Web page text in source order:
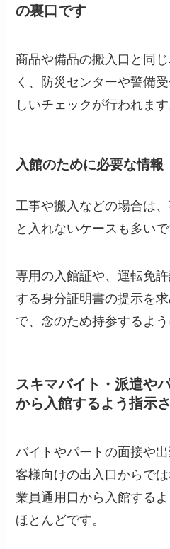
の裏口です
商品や備品の搬入口と同
く、防災センターや警備
しいチェックが行われます
入館のために必要な情報
工事や搬入などの場合は
と入れないケースも多いで
専用の入館証や、運転免
する身分証明書の提示を
で、念のため持参するよう
スキマバイト・派遣や
から入館するよう指示
バイトやパートの面接や
客様向けの出入口からで
業員通用口から入館する
ほとんどです。